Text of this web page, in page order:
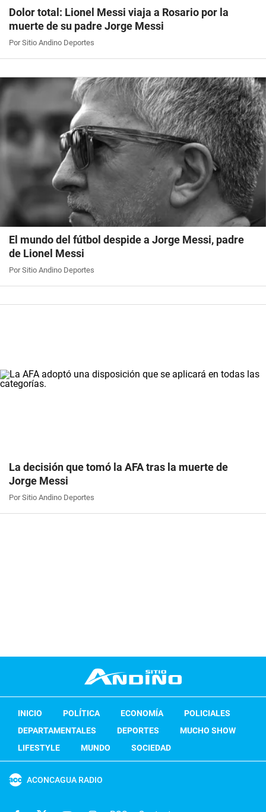
Dolor total: Lionel Messi viaja a Rosario por la
muerte de su padre Jorge Messi
Por Sitio Andino Deportes
El mundo del fútbol despide a Jorge Messi, padre
de Lionel Messi
Por Sitio Andino Deportes
La decisión que tomó la AFA tras la muerte de
Jorge Messi
Por Sitio Andino Deportes
INICIO POLÍTICA ECONOMÍA
POLICIALES
DEPARTAMENTALES
DEPORTES
MUCHO SHOW
LIFESTYLE
MUNDO SOCIEDAD
ACONCAGUA RADIO